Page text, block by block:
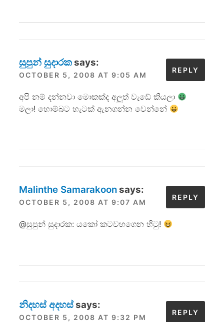
සුපුන් සුදාරකsays:
OCTOBER 5, 2008 AT 9:05 AM
අපි නම් දන්නවා මොකක්ද අලුත් වැඩේ කියලා
මලා! හොම්බට හැටක් ඇනගන්න වෙන්නේ
REPLY
Malinthe Samarakoonsays:
OCTOBER 5, 2008 AT 9:07 AM
@සුපුන් සුදාරක: යකෝ කටවහගෙන හිටු!
REPLY
නිදහස් අදහස්says:
OCTOBER 5, 2008 AT 9:32 PM
REPLY